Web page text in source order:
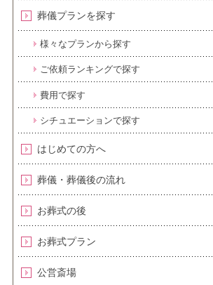
葬儀プランを探す
様々なプランから探す
ご依頼ランキングで探す
費用で探す
シチュエーションで探す
はじめての方へ
葬儀・葬儀後の流れ
お葬式の後
お葬式プラン
公営斎場